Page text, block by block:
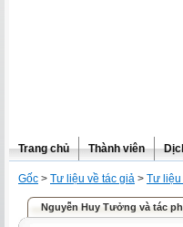
Trang chủ Thành viên
Gốc > Tư liệu về tác giả > Tư liệu
Nguyễn Huy Tưởng và tác